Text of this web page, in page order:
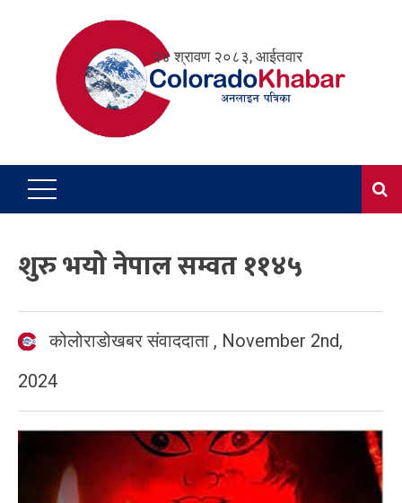
२४ श्रावण २०८३, आईतवार
शुरु भयो नेपाल सम्वत ११४५
कोलोराडोखबर संवाददाता , November 2nd,
2024